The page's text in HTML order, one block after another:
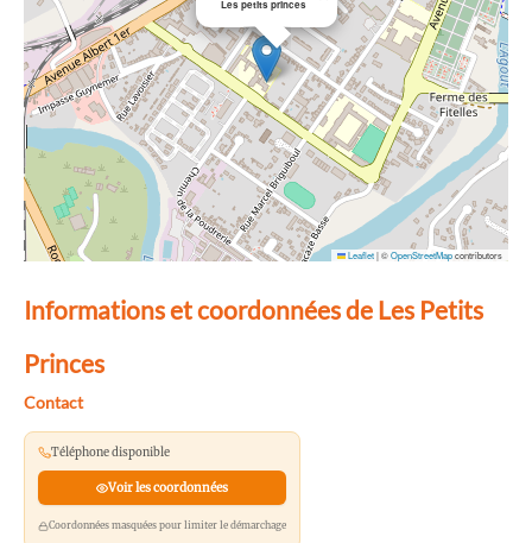
Les petits princes
Leaflet|©OpenStreetMapcontributors
Informations et coordonnées de Les Petits
Princes
Contact
Téléphone disponible
Voir les coordonnées
Coordonnées masquées pour limiter le démarchage